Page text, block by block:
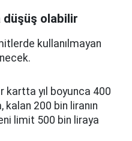
olabilir
kullanılmayan
kartta yıl boyunca 400
kalan 200 bin liranın
limit 500 bin liraya